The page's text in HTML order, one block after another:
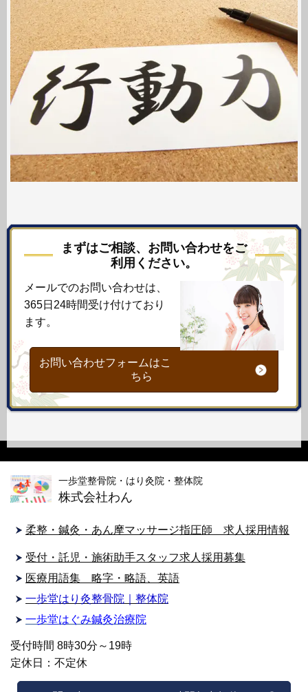
まずはご相談、お問い合わせをご
利用ください。
メールでのお問い合わせは、
365日24時間受け付けており
ます。
お問い合わせフォームはこ
ちら
一歩堂整骨院・はり灸院・整体院
株式会社わん
柔整・鍼灸・あん摩マッサージ指圧師 求人採用情報
受付・託児・施術助手スタッフ求人採用募集
医療用語集 略字・略語、英語
一歩堂はり灸整骨院｜整体院
一歩堂はぐみ鍼灸治療院
受付時間 8時30分～19時
定休日：不定休